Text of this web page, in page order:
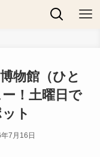
物館（ひと
！土曜日で
ト
7月16日